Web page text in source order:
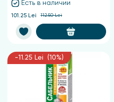
Есть в наличии
101.25 Lei 112.50 Lei
-11.25 Lei (10%)